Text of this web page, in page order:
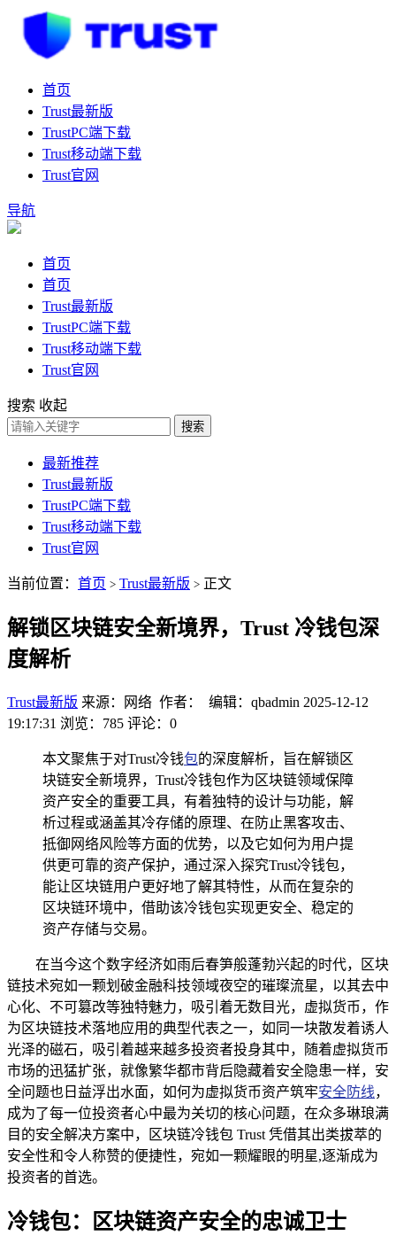
首页
Trust最新版
TrustPC端下载
Trust移动端下载
Trust官网
导航
首页
首页
Trust最新版
TrustPC端下载
Trust移动端下载
Trust官网
搜索 收起
搜索
最新推荐
Trust最新版
TrustPC端下载
Trust移动端下载
Trust官网
当前位置： 首页 > Trust最新版 > 正文
解锁区块链安全新境界，Trust 冷钱包深
度解析
Trust最新版 来源：网络 作者： 编辑：qbadmin 2025-12-12
19:17:31 浏览：785 评论：0
本文聚焦于对Trust冷钱包的深度解析，旨在解锁区
块链安全新境界，Trust冷钱包作为区块链领域保障
资产安全的重要工具，有着独特的设计与功能，解
析过程或涵盖其冷存储的原理、在防止黑客攻击、
抵御网络风险等方面的优势，以及它如何为用户提
供更可靠的资产保护，通过深入探究Trust冷钱包，
能让区块链用户更好地了解其特性，从而在复杂的
区块链环境中，借助该冷钱包实现更安全、稳定的
资产存储与交易。
在当今这个数字经济如雨后春笋般蓬勃兴起的时代，区块
链技术宛如一颗划破金融科技领域夜空的璀璨流星，以其去中
心化、不可篡改等独特魅力，吸引着无数目光，虚拟货币，作
为区块链技术落地应用的典型代表之一，如同一块散发着诱人
光泽的磁石，吸引着越来越多投资者投身其中，随着虚拟货币
市场的迅猛扩张，就像繁华都市背后隐藏着安全隐患一样，安
全问题也日益浮出水面，如何为虚拟货币资产筑牢安全防线，
成为了每一位投资者心中最为关切的核心问题，在众多琳琅满
目的安全解决方案中，区块链冷钱包 Trust 凭借其出类拔萃的
安全性和令人称赞的便捷性，宛如一颗耀眼的明星,逐渐成为
投资者的首选。
冷钱包：区块链资产安全的忠诚卫士